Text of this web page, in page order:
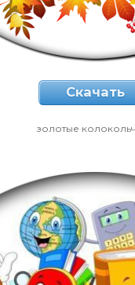
Скачать
золотые